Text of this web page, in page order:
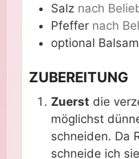
Salz nach
Pfeffer nach
optional
ZUBEREITUNG
Zuerst die
möglichst
schneiden. Da
schneide ich